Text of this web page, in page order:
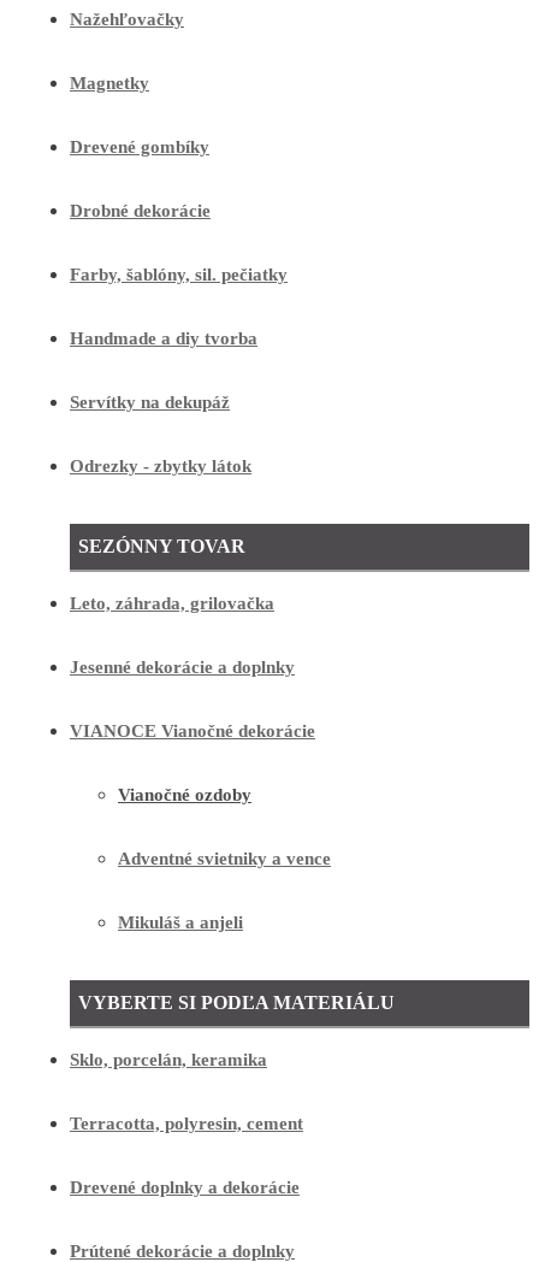
Nažehľovačky
Magnetky
Drevené gombíky
Drobné dekorácie
Farby, šablóny, sil. pečiatky
Handmade a diy tvorba
Servítky na dekupáž
Odrezky - zbytky látok
SEZÓNNY TOVAR
Leto, záhrada, grilovačka
Jesenné dekorácie a doplnky
VIANOCE Vianočné dekorácie
Vianočné ozdoby
Adventné svietniky a vence
Mikuláš a anjeli
VYBERTE SI PODĽA MATERIÁLU
Sklo, porcelán, keramika
Terracotta, polyresin, cement
Drevené doplnky a dekorácie
Prútené dekorácie a doplnky